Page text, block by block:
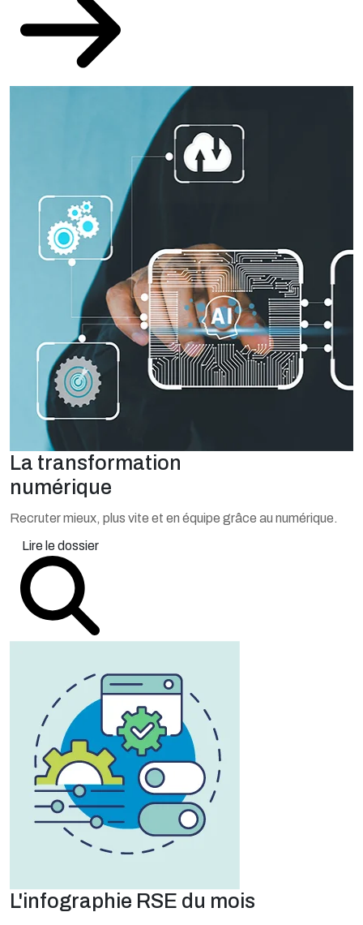
La transformation
numérique
Recruter mieux, plus vite et en équipe grâce au numérique.
Lire le dossier
L'infographie RSE du mois